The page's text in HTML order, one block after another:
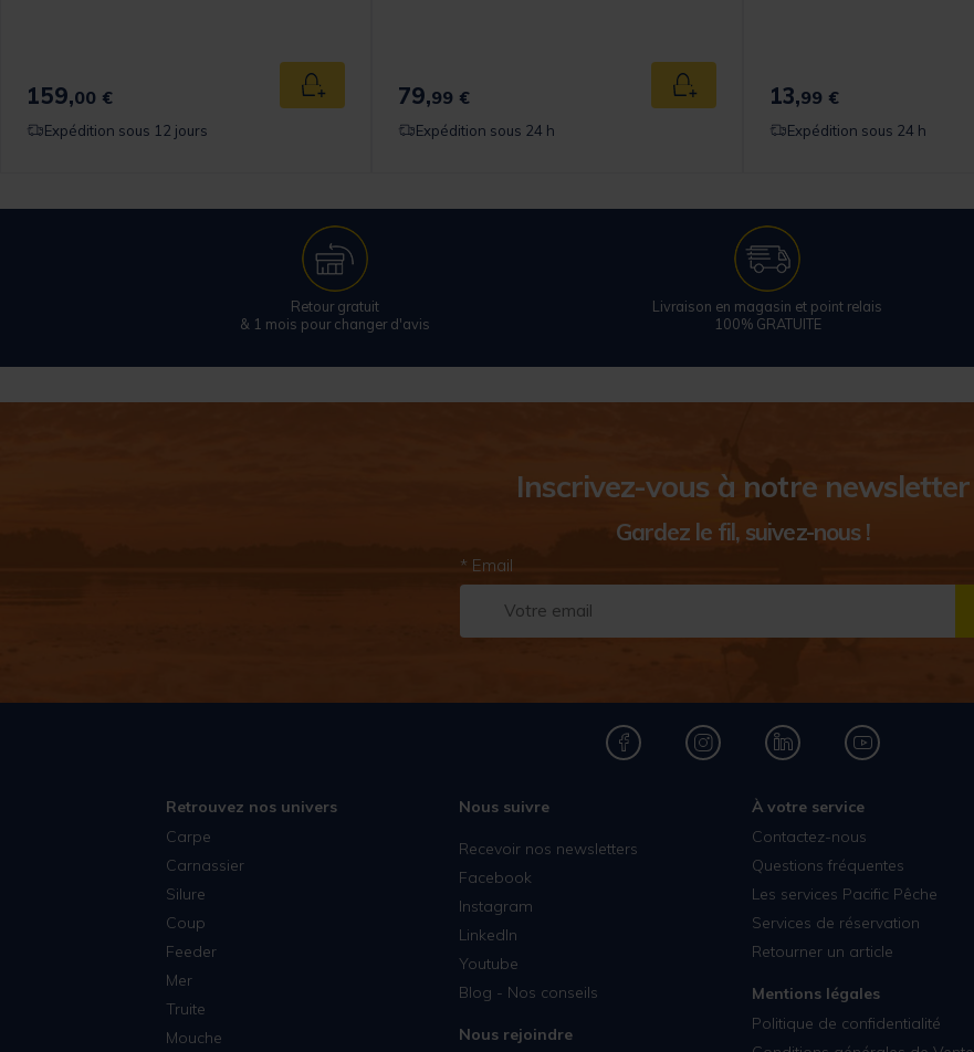
panier
159,00 € Ajouter au panier
Expédition sous 12 jours
79,99 € Ajouter au panier
Expédition sous 24 h
13,99 €
Expédition sous 24 h
Retour gratuit
& 1 mois pour changer d'avis
Livraison en magasin et point relais
100% GRATUITE
Inscrivez-vous à notre newsletter
Gardez le fil, suivez-nous !
* Email
Retrouvez nos univers
Carpe
Carnassier
Silure
Coup
Feeder
Mer
Truite
Mouche
Nous suivre
Recevoir nos newsletters
Facebook
Instagram
LinkedIn
Youtube
Blog - Nos conseils
Nous rejoindre
À votre service
Contactez-nous
Questions fréquentes
Les services Pacific Pêche
Services de réservation
Retourner un article
Mentions légales
Politique de confidentialité